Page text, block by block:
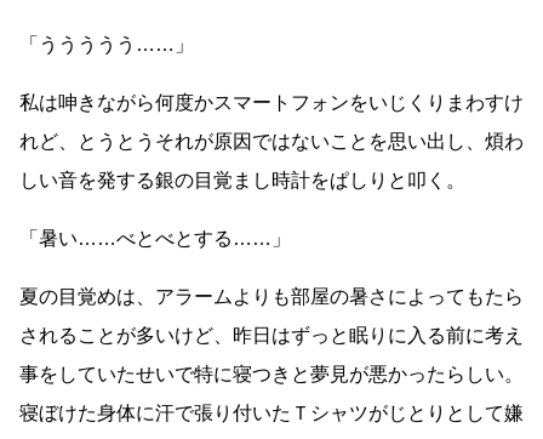
「ううううう …… 」
私は呻きながら何度かスマートフォンをいじくりまわすけ
れど、とうとうそれが原因ではないことを思い出し、煩わ
しい音を発する銀の目覚まし時計をぱしりと叩く。
「暑い……べとべとする …… 」
夏の目覚めは、アラームよりも部屋の暑さによってもたら
されることが多いけど、昨日はずっと眠りに入る前に考え
事をしていたせいで特に寝つきと夢見が悪かったらしい。
寝ぼけた身体に汗で張り付いたＴシャツがじとりとして嫌